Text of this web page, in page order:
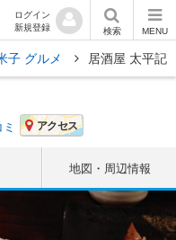
ログイン
新規登録
検索 MENU
子 グルメ 居酒屋 太平記
アクセス
地図・周辺情報